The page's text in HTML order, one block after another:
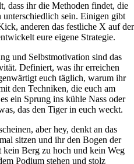
dass ihr die Methoden findet, die
unterschiedlich sein. Einigen gibt
anderen das festliche X auf der
eure eigene Strategie.
und Selbstmotivation sind das
Definiert, was ihr erreichen
euch täglich, warum ihr
den Techniken, die euch am
ein Sprung ins kühle Nass oder
das den Tiger in euch weckt.
aber hey, denkt an das
sitzen und ihr den Bogen der
kein Berg zu hoch und kein Weg
Podium stehen und stolz